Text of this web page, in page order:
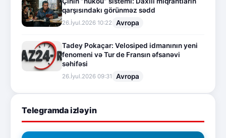
qarşısındakı görünməz sədd
26.İyul.2026 10:22 Avropa
Tadey Pokaçar: Velosiped idmanının yeni
fenomeni və Tur de Fransın əfsanəvi
səhifəsi
26.İyul.2026 09:31 Avropa
Telegramda izləyin